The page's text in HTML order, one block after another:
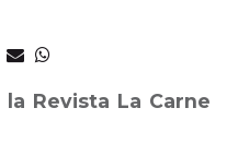
Revista La Carne